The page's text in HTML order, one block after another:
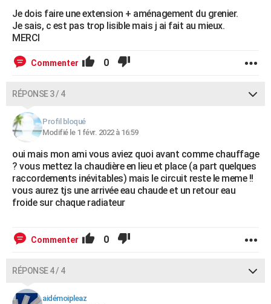
Je dois faire une extension + aménagement du grenier.
Je sais, c est pas trop lisible mais j ai fait au mieux.
MERCI
Commenter 0
RÉPONSE 3 / 4
Profil bloqué
Modifié le 1 févr. 2022 à 16:59
oui mais mon ami vous aviez quoi avant comme chauffage
? vous mettez la chaudière en lieu et place (a part quelques
raccordements inévitables) mais le circuit reste le meme !!
vous aurez tjs une arrivée eau chaude et un retour eau
froide sur chaque radiateur
Commenter 0
RÉPONSE 4 / 4
aidémoipleaz